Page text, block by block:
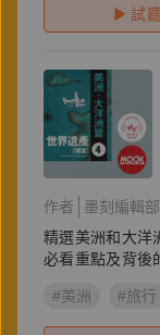
試
作者 墨刻編輯部
精選美洲和大洋
必看重點及背後
#美洲
#旅行